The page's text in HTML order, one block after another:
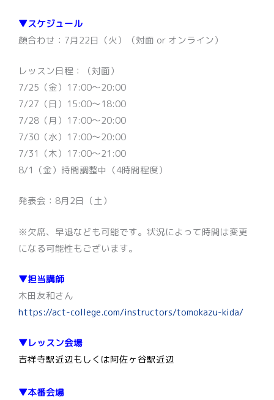
▼スケジュール
顔合わせ：7月22日（火）（対面 or オンライン）
レッスン日程：（対面）
7/25（金）17:00〜20:00
7/27（日）15:00〜18:00
7/28（月）17:00〜20:00
7/30（水）17:00〜20:00
7/31（木）17:00〜21:00
8/1（金）時間調整中（4時間程度）
発表会：8月2日（土）
※欠席、早退なども可能です。状況によって時間は変更
になる可能性もございます。
▼担当講師
木田友和さん
https://act-college.com/instructors/tomokazu-kida/
▼レッスン会場
吉祥寺駅近辺もしくは阿佐ヶ谷駅近辺
▼本番会場